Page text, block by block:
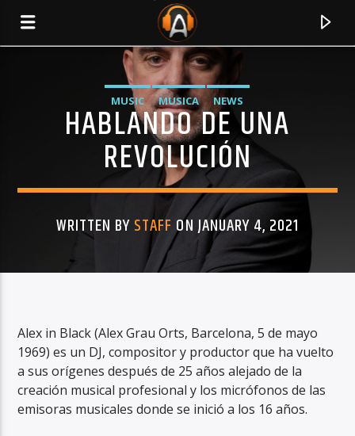
TITLE
ARTIST
MUSIC MUSICA NEWS
HABLANDO DE UNA
REVOLUCIÓN
WRITTEN BYSTAFF ON JANUARY 4, 2021
Alex in Black (Alex Grau Orts, Barcelona, 5 de mayo
1969) es un DJ, compositor y productor que ha vuelto
a sus orígenes después de 25 años alejado de la
creación musical profesional y los micrófonos de las
emisoras musicales donde se inició a los 16 años.